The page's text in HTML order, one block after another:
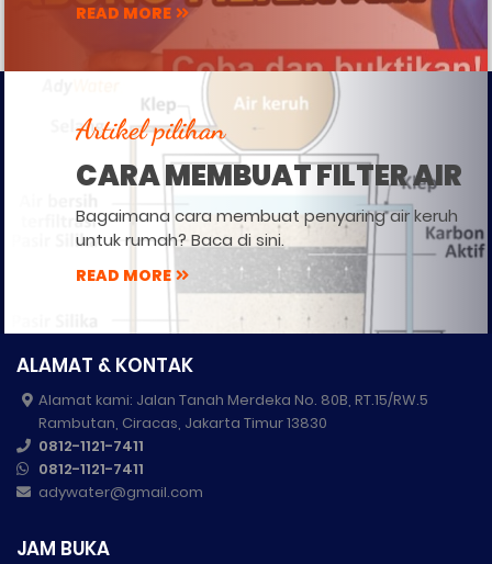
READ MORE
Artikel pilihan
CARA MEMBUAT FILTER AIR
Bagaimana cara membuat penyaring air keruh
untuk rumah? Baca di sini.
READ MORE
ALAMAT & KONTAK
Alamat kami: Jalan Tanah Merdeka No. 80B, RT.15/RW.5
Rambutan, Ciracas, Jakarta Timur 13830
0812-1121-7411
0812-1121-7411
adywater@gmail.com
JAM BUKA